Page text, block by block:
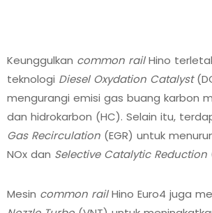
Keunggulkan common railHino
teknologi Diesel Oxydation Catalyst
mengurangi emisi gas buang karbon
dan hidrokarbon (HC). Selain itu,
Gas Recirculation (EGR) untuk
NOx dan Selective Catalytic Reduction
Mesin common railHino Euro4 juga